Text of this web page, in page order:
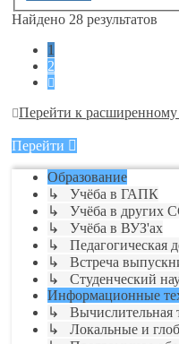
Найдено 28 результатов
1
2
Перейти к
Перейти
Образование
↳ Учёба в ГАПК
↳ Учёба в других
↳ Учёба в ВУЗ'ах
↳ Педагогическая
↳ Встреча
↳ Студенческий
Информационные
↳ Вычислительная
↳ Локальные и